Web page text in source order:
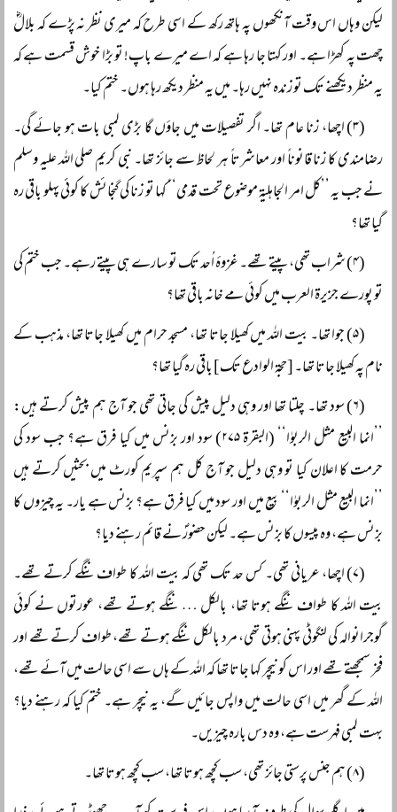
لیکن وہاں اس وقت آنکھوں پہ ہاتھ رکھ کے اسی طرح کہ میری نظر نہ پڑے کہ بلالؓ
چھت پہ کھڑا ہے۔ اور کہتا جا رہا ہے کہ اے میرے باپ! تو بڑا خوش قسمت ہے کہ
یہ منظر دیکھنے تک تو زندہ نہیں رہا۔ میں یہ منظر دیکھ رہا ہوں۔ ختم کیا۔
(۳) اچھا، زنا عام تھا۔ اگر تفصیلات میں جاؤں گا بڑی لمبی بات ہو جائے گی۔
رضامندی کا زنا قانوناً‌ اور معاشرتاً‌ ہر لحاظ سے جائز تھا۔ نبی کریم صلی اللہ علیہ وسلم
نے جب یہ ’’کل امر الجاہلیۃ موضوع تحت قدمی‘‘ کہا تو زنا کی گنجائش کا کوئی پہلو باقی رہ
گیا تھا؟
(۴) شراب تھی، پیتے تھے۔ غزوۂ اُحد تک تو سارے ہی پیتے رہے۔ جب ختم کی
تو پورے جزیرۃ العرب میں کوئی مے خانہ باقی تھا؟
(۵) جوا تھا۔ بیت اللہ میں کھیلا جاتا تھا، مسجد حرام میں کھیلا جاتا تھا، مذہب کے
نام پہ کھیلا جاتا تھا۔ [حجۃ الوادع تک] باقی رہ گیا تھا؟
(۶) سود تھا۔ چلتا تھا اور وہی دلیل پیش کی جاتی تھی جو آج ہم پیش کرتے ہیں:
’’انما البیع مثل الربوٰا‘‘ (البقرۃ ۲۷۵) سود اور بزنس میں کیا فرق ہے؟ جب سود کی
حرمت کا اعلان کیا تو وہی دلیل جو آج کل ہم سپریم کورٹ میں بحثیں کرتے ہیں
’’انما البیع مثل الربوٰا‘‘ بیع میں اور سود میں کیا فرق ہے؟ بزنس ہے یار۔ یہ چیزوں کا
بزنس ہے، وہ پیسوں کا بزنس ہے۔ لیکن حضورؐ نے قائم رہنے دیا؟
(۷) اچھا، عریانی تھی۔ کس حد تک تھی کہ بیت اللہ کا طواف ننگے کرتے تھے۔
بیت اللہ کا طواف ننگے ہوتا تھا، بالکل … ننگے ہوتے تھے، عورتوں نے کوئی
گوجرانوالہ کی لنگوٹی پہنی ہوتی تھی، مرد بالکل ننگے ہوتے تھے، طواف کرتے تھے اور
فخر سمجھتے تھے اور اس کو نیچر کہا جاتا تھا کہ اللہ کے ہاں سے اسی حالت میں آئے تھے،
اللہ کے گھر میں اسی حالت میں واپس جائیں گے، یہ نیچر ہے۔ ختم کیا کہ رہنے دیا؟
بہت لمبی فہرست ہے، وہ دس بارہ چیزیں۔
(۸) ہم جنس پرستی جائز تھی، سب کچھ ہوتا تھا، سب کچھ ہوتا تھا۔